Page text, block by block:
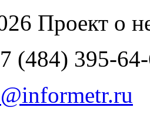
Проект о
(484) 395-